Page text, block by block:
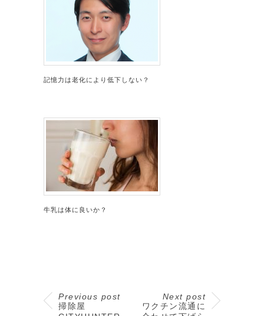
記憶力は老化により低下しない？
牛乳は体に良いか？
Previous post
掃除屋
Next post
ワクチン流通に